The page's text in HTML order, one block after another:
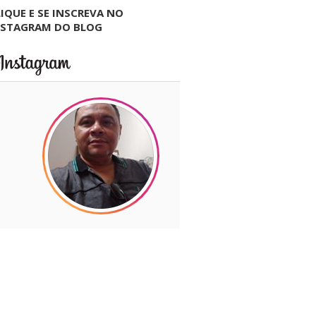
E SE INSCREVA NO
DO BLOG